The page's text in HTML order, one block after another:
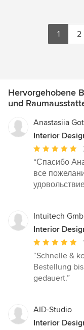
1 2
Hervorgehobene
und
Anastasiia
Interior
Bewertung:
5
von
“Спасибо
все
Intuitech
Interior
Bewertung:
5
von
“Schnelle &
Bestellung
gedauert.”
AID-Studio
Interior